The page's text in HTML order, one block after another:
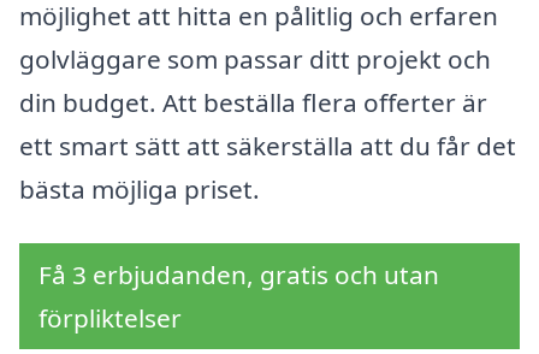
möjlighet att hitta en pålitlig och erfaren
golvläggare som passar ditt projekt och
din budget. Att beställa flera offerter är
ett smart sätt att säkerställa att du får det
bästa möjliga priset.
Få 3 erbjudanden, gratis och utan
förpliktelser